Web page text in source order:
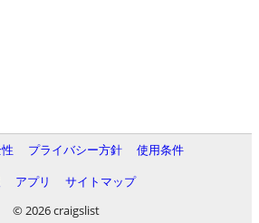
プライバシー方針
使用条件
アプリ
サイトマップ
© 2026 craigslist